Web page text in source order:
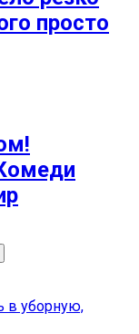
просто
в уборную,